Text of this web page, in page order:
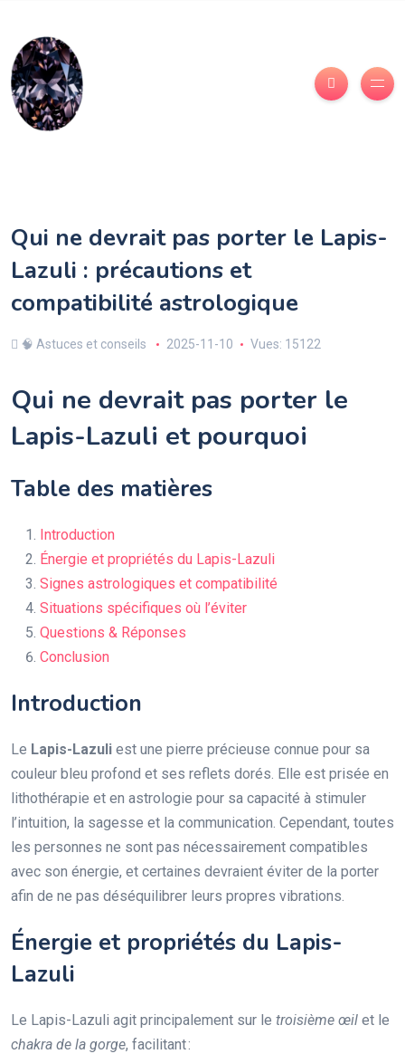
Qui ne devrait pas porter le Lapis-
Lazuli : précautions et
compatibilité astrologique
🧠 Astuces et conseils 2025-11-10 Vues: 15122
Qui ne devrait pas porter le
Lapis-Lazuli et pourquoi
Table des matières
Introduction
Énergie et propriétés du Lapis-Lazuli
Signes astrologiques et compatibilité
Situations spécifiques où l’éviter
Questions & Réponses
Conclusion
Introduction
Le Lapis-Lazuli est une pierre précieuse connue pour sa
couleur bleu profond et ses reflets dorés. Elle est prisée en
lithothérapie et en astrologie pour sa capacité à stimuler
l’intuition, la sagesse et la communication. Cependant, toutes
les personnes ne sont pas nécessairement compatibles
avec son énergie, et certaines devraient éviter de la porter
afin de ne pas déséquilibrer leurs propres vibrations.
Énergie et propriétés du Lapis-
Lazuli
Le Lapis-Lazuli agit principalement sur le troisième œil et le
chakra de la gorge, facilitant :